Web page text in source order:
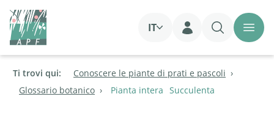
IT
Login
Ti trovi qui:
Conoscere le piante di prati e pascoli
Glossario botanico
Pianta intera Succulenta